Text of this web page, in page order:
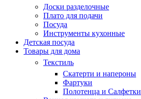
Доски разделочные
Плато для подачи
Посуда
Инструменты кухонные
Детская посуда
Товары для дома
Текстиль
Скатерти и напероны
Фартуки
Полотенца и Салфетки